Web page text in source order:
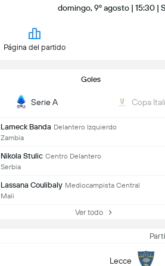
domingo, 9º agosto | 15:30 |
Página del partido
Goles
Serie A Copa
Lameck Banda Delantero Izquierdo
Zambia
Nikola Stulic Centro Delantero
Serbia
Lassana Coulibaly Mediocampista Central
Mali
Ver todo
Lecce